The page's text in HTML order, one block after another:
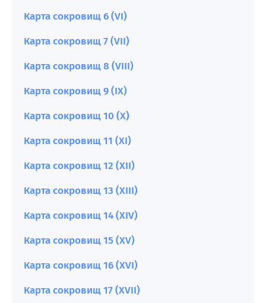
Карта сокровищ 6 (VI)
Карта сокровищ 7 (VII)
Карта сокровищ 8 (VIII)
Карта сокровищ 9 (IX)
Карта сокровищ 10 (X)
Карта сокровищ 11 (XI)
Карта сокровищ 12 (XII)
Карта сокровищ 13 (XIII)
Карта сокровищ 14 (XIV)
Карта сокровищ 15 (XV)
Карта сокровищ 16 (XVI)
Карта сокровищ 17 (XVII)